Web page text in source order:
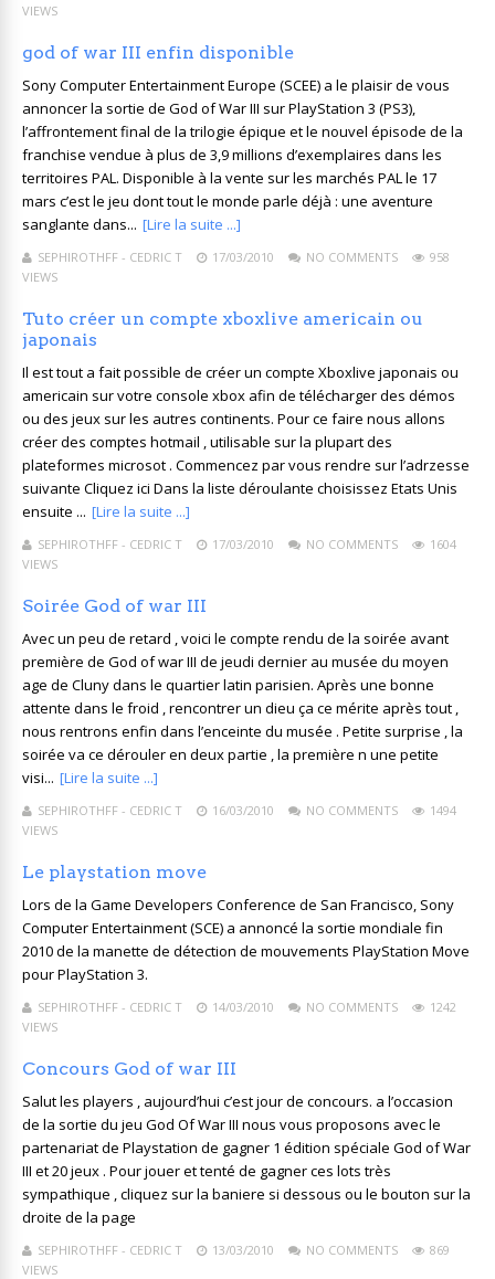
VIEWS
god of war III enfin disponible
Sony Computer Entertainment Europe (SCEE) a le plaisir de vous
annoncer la sortie de God of War III sur PlayStation 3 (PS3),
l’affrontement final de la trilogie épique et le nouvel épisode de la
franchise vendue à plus de 3,9 millions d’exemplaires dans les
territoires PAL. Disponible à la vente sur les marchés PAL le 17
mars c’est le jeu dont tout le monde parle déjà : une aventure
sanglante dans... [Lire la suite ...]
SEPHIROTHFF - CEDRIC T 17/03/2010 NO COMMENTS
958
VIEWS
Tuto créer un compte xboxlive americain ou
japonais
Il est tout a fait possible de créer un compte Xboxlive japonais ou
americain sur votre console xbox afin de télécharger des démos
ou des jeux sur les autres continents. Pour ce faire nous allons
créer des comptes hotmail , utilisable sur la plupart des
plateformes microsot . Commencez par vous rendre sur l’adrzesse
suivante Cliquez ici Dans la liste déroulante choisissez Etats Unis
ensuite ... [Lire la suite ...]
SEPHIROTHFF - CEDRIC T 17/03/2010 NO COMMENTS
1604
VIEWS
Soirée God of war III
Avec un peu de retard , voici le compte rendu de la soirée avant
première de God of war III de jeudi dernier au musée du moyen
age de Cluny dans le quartier latin parisien. Après une bonne
attente dans le froid , rencontrer un dieu ça ce mérite après tout ,
nous rentrons enfin dans l’enceinte du musée . Petite surprise , la
soirée va ce dérouler en deux partie , la première n une petite
visi... [Lire la suite ...]
SEPHIROTHFF - CEDRIC T 16/03/2010 NO COMMENTS
1494
VIEWS
Le playstation move
Lors de la Game Developers Conference de San Francisco, Sony
Computer Entertainment (SCE) a annoncé la sortie mondiale fin
2010 de la manette de détection de mouvements PlayStation Move
pour PlayStation 3.
SEPHIROTHFF - CEDRIC T 14/03/2010 NO COMMENTS
1242
VIEWS
Concours God of war III
Salut les players , aujourd’hui c’est jour de concours. a l’occasion
de la sortie du jeu God Of War III nous vous proposons avec le
partenariat de Playstation de gagner 1 édition spéciale God of War
III et 20 jeux . Pour jouer et tenté de gagner ces lots très
sympathique , cliquez sur la baniere si dessous ou le bouton sur la
droite de la page
SEPHIROTHFF - CEDRIC T 13/03/2010 NO COMMENTS
869
VIEWS